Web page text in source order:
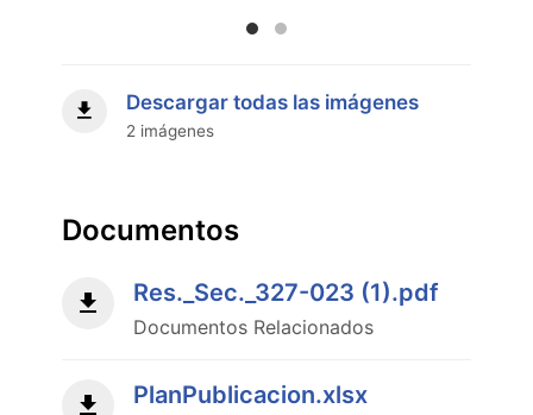
Descargar todas las imágenes
2 imágenes
Documentos
Res._Sec._327-023 (1).pdf
Documentos Relacionados
PlanPublicacion.xlsx